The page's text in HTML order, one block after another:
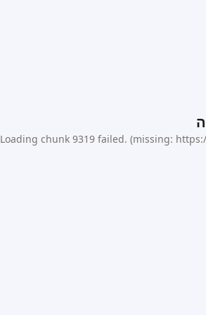
Loading chunk 9319 failed. (missing: